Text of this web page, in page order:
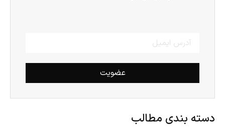
عضویت
دسته بندی مطالب